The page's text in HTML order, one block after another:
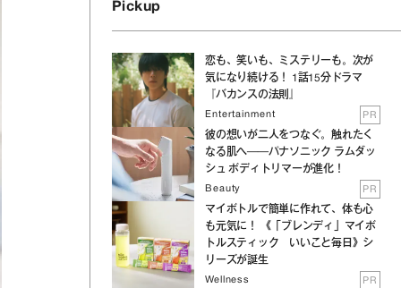
Pickup
恋も、笑いも、ミステリーも。次が
気になり続ける！ 1話15分ドラマ
『バカンスの法則』
Entertainment PR
彼の想いが二人をつなぐ。触れたく
なる肌へ──パナソニック ラムダッ
シュ ボディトリマーが進化！
Beauty PR
マイボトルで簡単に作れて、体も心
も元気に！ 《「ブレンディ」マイボ
トルスティック いいこと毎日》シ
リーズが誕生
Wellness PR